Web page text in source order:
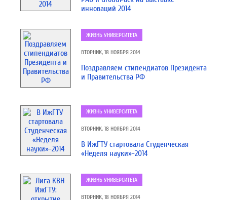
инноваций 2014
ЖИЗНЬ УНИВЕРСИТЕТА
ВТОРНИК, 18 НОЯБРЯ 2014
Поздравляем стипендиатов Президента
и Правительства РФ
ЖИЗНЬ УНИВЕРСИТЕТА
ВТОРНИК, 18 НОЯБРЯ 2014
В ИжГТУ стартовала Студенческая
«Неделя науки»-2014
ЖИЗНЬ УНИВЕРСИТЕТА
ВТОРНИК, 18 НОЯБРЯ 2014